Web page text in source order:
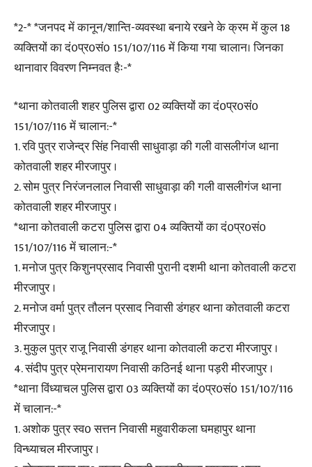
*2-* *जनपद में कानून/शान्ति-व्यवस्था बनाये रखने के क्रम में कुल 18
व्यक्तियों का दं0प्र0सं0 151/107/116 में किया गया चालान। जिनका
थानावार विवरण निम्नवत हैः-*
*थाना कोतवाली शहर पुलिस द्वारा 02 व्यक्तियों का दं0प्र0सं0
151/107/116 में चालान:-*
1. रवि पुत्र राजेन्द्र सिंह निवासी साधुवाड़ा की गली वासलीगंज थाना
कोतवाली शहर मीरजापुर ।
2. सोम पुत्र निरंजनलाल निवासी साधुवाड़ा की गली वासलीगंज थाना
कोतवाली शहर मीरजापुर ।
*थाना कोतवाली कटरा पुलिस द्वारा 04 व्यक्तियों का दं0प्र0सं0
151/107/116 में चालान:-*
1. मनोज पुत्र किशुनप्रसाद निवासी पुरानी दशमी थाना कोतवाली कटरा
मीरजापुर ।
2. मनोज वर्मा पुत्र तौलन प्रसाद निवासी डंगहर थाना कोतवाली कटरा
मीरजापुर ।
3. मुकुल पुत्र राजू निवासी डंगहर थाना कोतवाली कटरा मीरजापुर ।
4. संदीप पुत्र प्रेमनारायण निवासी कठिनई थाना पड़री मीरजापुर ।
*थाना विंध्याचल पुलिस द्वारा 03 व्यक्तियों का दं0प्र0सं0 151/107/116
में चालान:-*
1. अशोक पुत्र स्व0 सत्तन निवासी महुवारीकला घमहापुर थाना
विन्ध्याचल मीरजापुर ।